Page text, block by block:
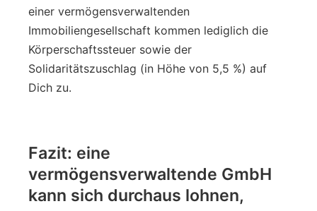
einer vermögensverwaltenden
Immobiliengesellschaft kommen lediglich die
Körperschaftssteuer sowie der
Solidaritätszuschlag (in Höhe von 5,5 %) auf
Dich zu.
Fazit: eine
vermögensverwaltende GmbH
kann sich durchaus lohnen,